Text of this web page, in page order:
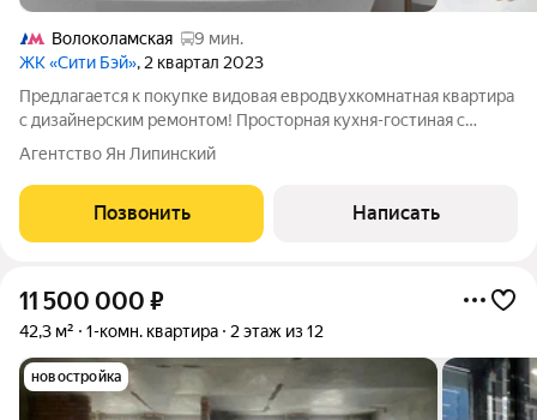
Волоколамская
9 мин.
ЖК «Сити Бэй», 2 квартал 2023
Предлагается к покупке видовая евродвухкомнатная квартира
с дизайнерским ремонтом! Просторная кухня-гостиная с
"островком", спальня с гардеробной, совмещённый санузел,
экономили. Всё это
Агентство Ян Липинский
Позвонить Написать
11 500 000 ₽
42,3 м² 1-комн. квартира 2 этаж из 12
новостройка